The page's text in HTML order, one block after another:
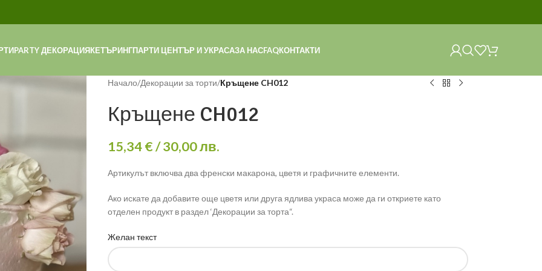
PARTY ДЕКОРАЦИЯКЕТЪРИНГПАРТИ ЦЕНТЪР И УКРАСАЗА НАСFAQКОНТАКТИ
Начало/Декорации за торти/Кръщене CH012
Кръщене CH012
15,34€/ 30,00 лв.
Артикулът включва два френски макарона, цветя и графичните елементи.
Ако искате да добавите още цветя или друга ядлива украса може да ги откриете като
отделен продукт в раздел ‘Декорации за торта“.
Желан текст